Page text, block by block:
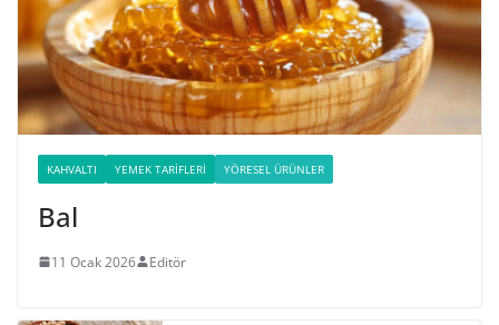
KAHVALTI YEMEK TARIFLERI YÖRESEL ÜRÜNLER
Bal
11 Ocak 2026 Editör